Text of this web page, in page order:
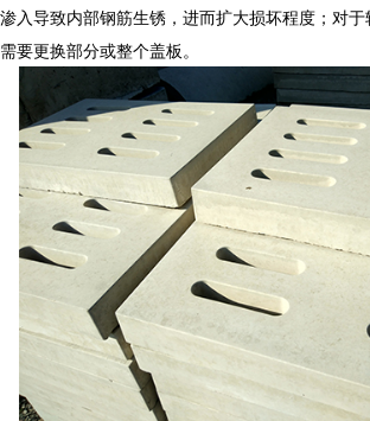
渗入导致内部钢筋生锈，进而扩大损坏程度；对
需要更换部分或整个盖板。